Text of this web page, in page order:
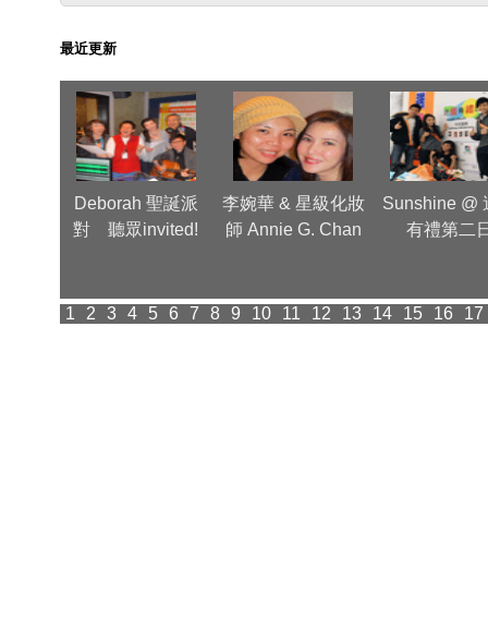
最近更新
Deborah 聖誕派
對 聽眾invited!
李婉華 & 星級化妝
師 Annie G. Chan
Sunshine @
有禮第二
1 2 3 4 5 6 7 8 9 10 11 12 13 14 15 16 17